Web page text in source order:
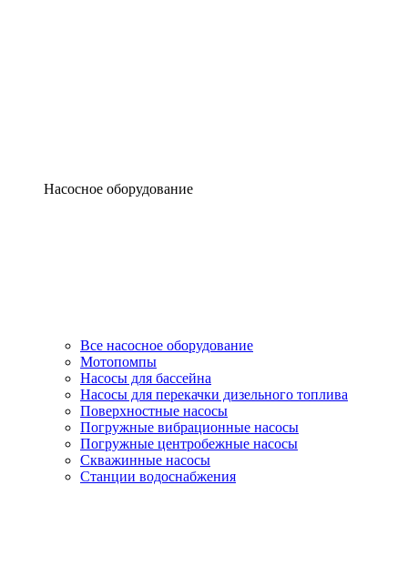
Насосное оборудование
Все насосное оборудование
Мотопомпы
Насосы для бассейна
Насосы для перекачки дизельного топлива
Поверхностные насосы
Погружные вибрационные насосы
Погружные центробежные насосы
Скважинные насосы
Станции водоснабжения